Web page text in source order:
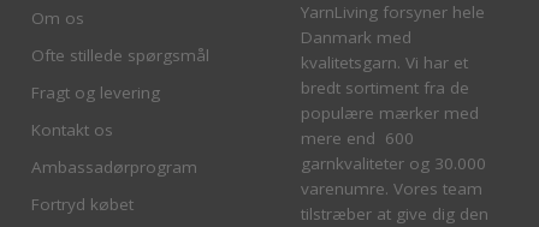
Om os
Ofte stillede spørgsmål
Fragt og levering
Kontakt os
Ambassadørprogram
Fortryd købet
YarnLiving forsyner hele
Danmark med
kvalitetsgarn. Vi har et
bredt sortiment fra de
populære mærker med
mere end 600
garnkvaliteter og 30.000
varenumre. Vores team
tilstræber at give dig den